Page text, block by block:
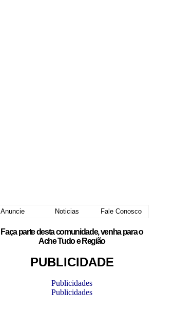
Anuncie Noticias Fale Conosco
Faça parte desta comunidade, venha para o
Ache Tudo e Região
PUBLICIDADE
Publicidades
Publicidades